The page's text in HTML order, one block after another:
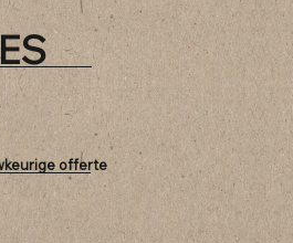
offerte